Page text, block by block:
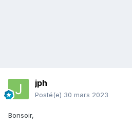
jph
Posté(e) 30 mars 2023
Bonsoir,